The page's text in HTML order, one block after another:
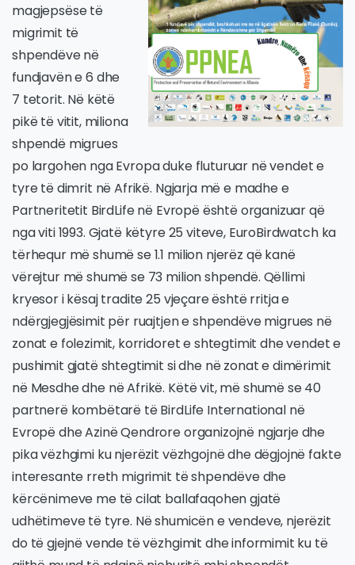
magjepsëse të
migrimit të
shpendëve në
fundjavën e 6 dhe
7 tetorit. Në këtë
pikë të vitit, miliona
shpendë migrues
po largohen nga Evropa duke fluturuar në vendet e
tyre të dimrit në Afrikë. Ngjarja më e madhe e
Partneritetit BirdLife në Evropë është organizuar që
nga viti 1993. Gjatë këtyre 25 viteve, EuroBirdwatch ka
tërhequr më shumë se 1.1 milion njerëz që kanë
vërejtur më shumë se 73 milion shpendë. Qëllimi
kryesor i kësaj tradite 25 vjeçare është rritja e
ndërgjegjësimit për ruajtjen e shpendëve migrues në
zonat e folezimit, korridoret e shtegtimit dhe vendet e
pushimit gjatë shtegtimit si dhe në zonat e dimërimit
në Mesdhe dhe në Afrikë. Këtë vit, më shumë se 40
partnerë kombëtarë të BirdLife International në
Evropë dhe Azinë Qendrore organizojnë ngjarje dhe
pika vëzhgimi ku njerëzit vëzhgojnë dhe dëgjojnë fakte
interesante rreth migrimit të shpendëve dhe
kërcënimeve me të cilat ballafaqohen gjatë
udhëtimeve të tyre. Në shumicën e vendeve, njerëzit
do të gjejnë vende të vëzhgimit dhe informimit ku të